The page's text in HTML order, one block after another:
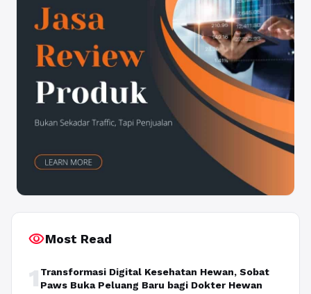
visibilityMost Read
1 Transformasi Digital Kesehatan Hewan, Sobat
Paws Buka Peluang Baru bagi Dokter Hewan